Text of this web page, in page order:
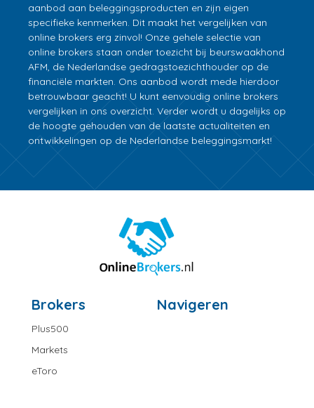
aanbod aan beleggingsproducten en zijn eigen
specifieke kenmerken. Dit maakt het vergelijken van
online brokers erg zinvol! Onze gehele selectie van
online brokers staan onder toezicht bij beurswaakhond
AFM, de Nederlandse gedragstoezichthouder op de
financiële markten. Ons aanbod wordt mede hierdoor
betrouwbaar geacht! U kunt eenvoudig online brokers
vergelijken in ons overzicht. Verder wordt u dagelijks op
de hoogte gehouden van de laatste actualiteiten en
ontwikkelingen op de Nederlandse beleggingsmarkt!
Brokers
Plus500
Markets
eToro
Navigeren